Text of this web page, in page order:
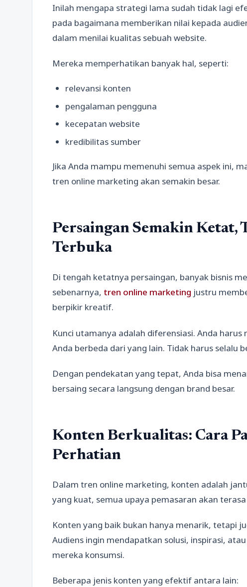
Inilah mengapa strategi lama sudah tidak lagi
pada bagaimana memberikan nilai kepada
dalam menilai kualitas sebuah website.
Mereka memperhatikan banyak hal, seperti:
relevansi konten
pengalaman pengguna
kecepatan website
kredibilitas sumber
Jika Anda mampu memenuhi semua aspek ini,
tren online marketing akan semakin besar.
Persaingan Semakin Ketat,
Terbuka
Di tengah ketatnya persaingan, banyak bisnis
sebenarnya, tren online marketing justru
berpikir kreatif.
Kunci utamanya adalah diferensiasi. Anda
Anda berbeda dari yang lain. Tidak harus selalu
Dengan pendekatan yang tepat, Anda bisa
bersaing secara langsung dengan brand besar.
Konten Berkualitas: Cara
Perhatian
Dalam tren online marketing, konten adalah
yang kuat, semua upaya pemasaran akan terasa
Konten yang baik bukan hanya menarik, tetapi
Audiens ingin mendapatkan solusi, inspirasi,
mereka konsumsi.
Beberapa jenis konten yang efektif antara lain: